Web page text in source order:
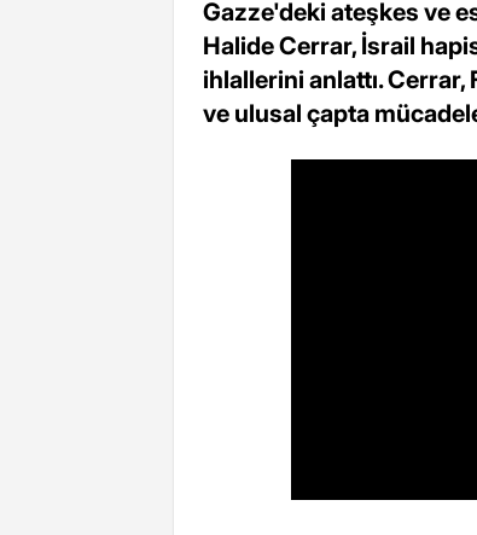
Gazze'deki ateşkes ve
Halide Cerrar, İsrail
ihlallerini anlattı.
ve ulusal çapta